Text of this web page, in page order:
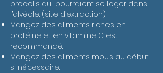
brocolis qui pourraient se loger dans
l’alvéole. (site d’extraction)
Mangez des aliments riches en
protéine et en vitamine C est
recommandé.
Mangez des aliments mous au début
si nécessaire.